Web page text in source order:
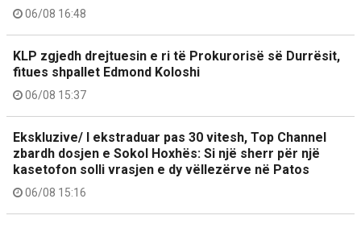
06/08 16:48
KLP zgjedh drejtuesin e ri të Prokurorisë së Durrësit,
fitues shpallet Edmond Koloshi
06/08 15:37
Ekskluzive/ I ekstraduar pas 30 vitesh, Top Channel
zbardh dosjen e Sokol Hoxhës: Si një sherr për një
kasetofon solli vrasjen e dy vëllezërve në Patos
06/08 15:16